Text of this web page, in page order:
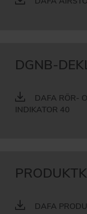
DGNB-
DAFA RÖR-
INDIKATOR 40
DAFA